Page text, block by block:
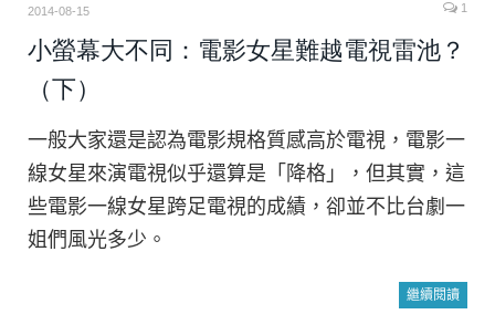
2014-08-15 1
小螢幕大不同：電影女星難越電視雷池？
（下）
一般大家還是認為電影規格質感高於電視，電影一
線女星來演電視似乎還算是「降格」，但其實，這
些電影一線女星跨足電視的成績，卻並不比台劇一
姐們風光多少。
繼續閱讀